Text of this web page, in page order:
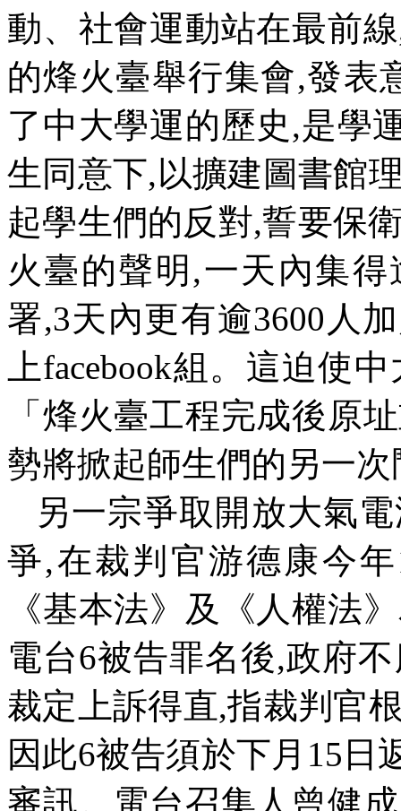
動、社會運動站在最前線
的烽火臺舉行集會,發表
了中大學運的歷史 ,是學
生同意下,以擴建圖書館
起學生們的反對,誓要保
火臺的聲明 ,一天內集
署,3天內更有逾3600 人
上facebook組。這迫使
「烽火臺工程完成後原
勢將掀起師生們的另一次
另一宗爭取開放大氣
爭,在裁判官游德康今年
《基本法》及《人權法
電台6被告罪名後,政府
裁定上訴得直,指裁判官
因此6被告須於下月 15 日
審訊。電台召集人曾健